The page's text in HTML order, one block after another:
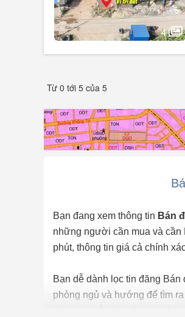
4
100m² tại Thủy Nguyên.
- Gần khu công nghiệp VSIP và
Khu vực kinh doanh tốt.
Nhà hàng, nhà nghỉ, nhà trọ
Mà giá thì cực hợp lý để đầu tư.
Từ 0 tới 5 của 5
Bạn đang xem thông tin Bán
những người cần mua và cần
phút, thông tin giá cả chính
Bạn dễ dành lọc tin đăng
phòng ngủ và hướng để tìm